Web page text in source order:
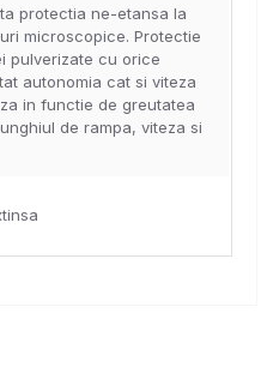
protectia ne-etansa la
microscopice. Protectie
pulverizate cu orice
autonomia cat si viteza
in functie de greutatea
de rampa, viteza si